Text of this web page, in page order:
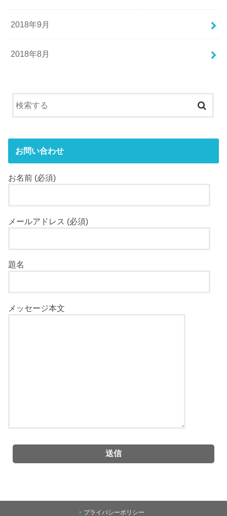
2018年9月
2018年8月
お問い合わせ
お名前 (必須)
メールアドレス (必須)
題名
メッセージ本文
プライバシーポリシー